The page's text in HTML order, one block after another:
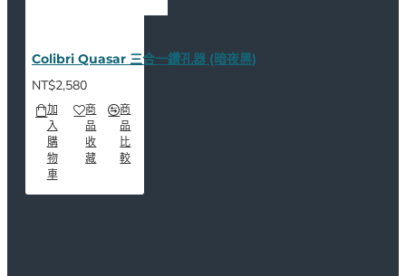
Colibri Quasar 三合一鑽孔器 (暗夜黑)
NT$2,580
加
入
購
物
車
商
品
收
藏
商
品
比
較